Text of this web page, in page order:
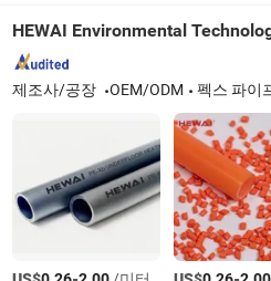
HEWAI Environmental
제조사/공장 OEM/ODM 펙스 파이프, 다층 파이프, PPR 파이프,